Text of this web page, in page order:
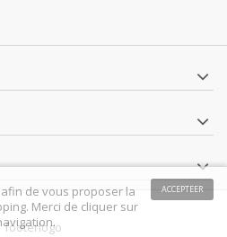
ACCEPTEER
de vous proposer la
Merci de cliquer sur